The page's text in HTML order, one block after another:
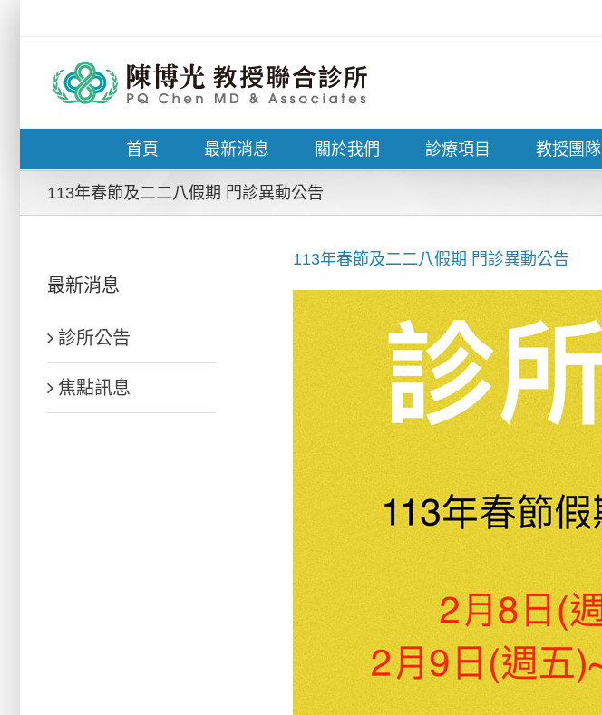
content
首頁 最新消息 關於我們 診療項目 教授團隊
113年春節及二二八假期 門診異動公告
113年春節及二二八假期 門診異動公告
最新消息
診所公告
焦點訊息